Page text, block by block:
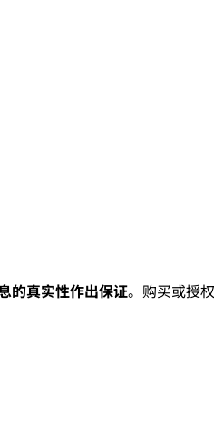
的真实性作出保证。购买或授